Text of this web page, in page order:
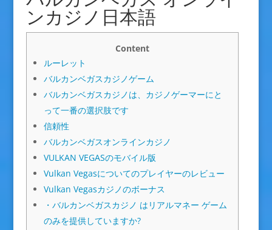
ンカジノ日本語
Content
ルーレット
バルカンベガスカジノゲーム
バルカンベガスカジノは、カジノゲーマーにと
って一番の選択肢です
信頼性
バルカンベガスオンラインカジノ
VULKAN VEGASのモバイル版
Vulkan Vegasについてのプレイヤーのレビュー
Vulkan Vegasカジノのボーナス
・バルカンベガスカジノ はリアルマネー ゲーム
のみを提供していますか?